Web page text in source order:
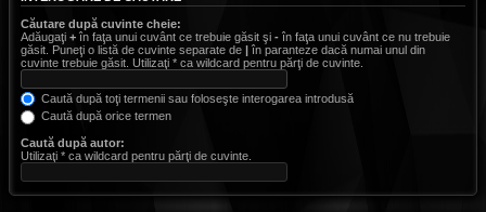
Căutare după cuvinte cheie:
Adăugaţi + în faţa unui cuvânt ce trebuie găsit şi - în faţa unui cuvânt ce nu trebuie
găsit. Puneţi o listă de cuvinte separate de | în paranteze dacă numai unul din
cuvinte trebuie găsit. Utilizaţi * ca wildcard pentru părţi de cuvinte.
Caută după toţi termenii sau foloseşte interogarea introdusă
Caută după orice termen
Caută după autor:
Utilizaţi * ca wildcard pentru părţi de cuvinte.